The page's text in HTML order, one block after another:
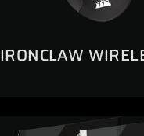
IRONCLAW